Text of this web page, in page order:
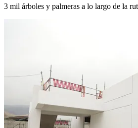
3 mil árboles y palmeras a lo largo de la